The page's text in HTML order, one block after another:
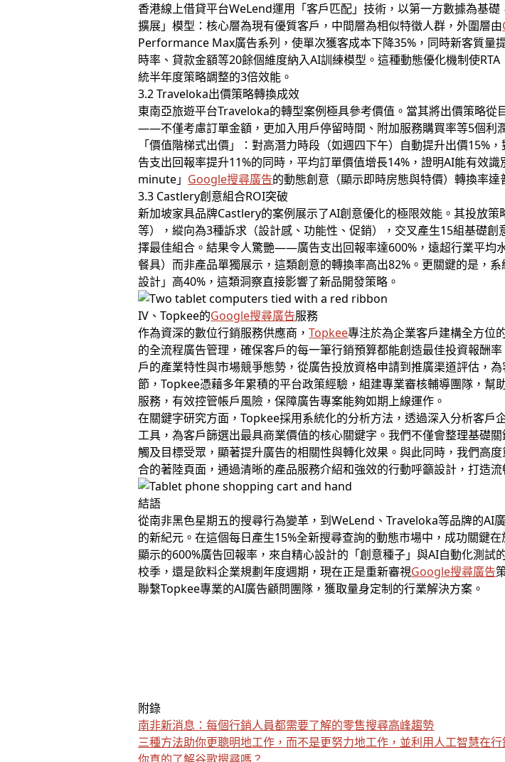
香港線上借貸平台WeLend運用「客戶匹配」技術，以第一方數據為基
擴展」模型：核心層為現有優質客戶，中間層為相似特徵人群，外圍層由
Performance Max廣告系列，使單次獲客成本下降35%，同時新客質量
時率、貸款金額等20餘個維度納入AI訓練模型。這種動態優化機制使
統半年度策略調整的3倍效能。
3.2 Traveloka出價策略轉換成效
東南亞旅遊平台Traveloka的轉型案例極具參考價值。當其將出價策略從
——不僅考慮訂單金額，更加入用戶停留時間、附加服務購買率等5個利
「價值階梯式出價」：對高潛力時段（如週四下午）自動提升出價15%
告支出回報率提升11%的同時，平均訂單價值增長14%，證明AI能有效
minute」 Google搜尋廣告的動態創意（顯示即時房態與特價）轉換率達
3.3 Castlery創意組合ROI突破
新加坡家具品牌Castlery的案例展示了AI創意優化的極限效能。其投放
等），縱向為3種訴求（設計感、功能性、促銷），交叉產生15組基礎
擇最佳組合。結果令人驚艷——廣告支出回報率達600%，遠超行業平均
餐具）而非產品單獨展示，這類創意的轉換率高出82%。更關鍵的是，
設計」高40%，這類洞察直接影響了新品開發策略。
IV、Topkee的Google搜尋廣告服務
作為資深的數位行銷服務供應商，Topkee專注於為企業客戶建構全方位
的全流程廣告管理，確保客戶的每一筆行銷預算都能創造最佳投資報酬
戶的產業特性與市場競爭態勢，從廣告投放資格申請到推廣渠道評估，
節，Topkee憑藉多年累積的平台政策經驗，組建專業審核輔導團隊，
服務，有效控管帳戶風險，保障廣告專案能夠如期上線運作。
在關鍵字研究方面，Topkee採用系統化的分析方法，透過深入分析客
工具，為客戶篩選出最具商業價值的核心關鍵字。我們不僅會整理基礎
觸及目標受眾，顯著提升廣告的相關性與轉化效果。與此同時，我們高
合的著陸頁面，通過清晰的產品服務介紹和強效的行動呼籲設計，打造
結語
從南非黑色星期五的搜尋行為變革，到WeLend、Traveloka等品牌的AI
的新紀元。在這個每日產生15%全新搜尋查詢的動態市場中，成功關
顯示的600%廣告回報率，來自精心設計的「創意種子」與AI自動化測
校季，還是飲料企業規劃年度週期，現在正是重新審視Google搜尋廣告
聯繫Topkee專業的AI廣告顧問團隊，獲取量身定制的行業解決方案。
附錄
南非新消息：每個行銷人員都需要了解的零售搜尋高峰趨勢
三種方法助你更聰明地工作，而不是更努力地工作，並利用人工智慧在